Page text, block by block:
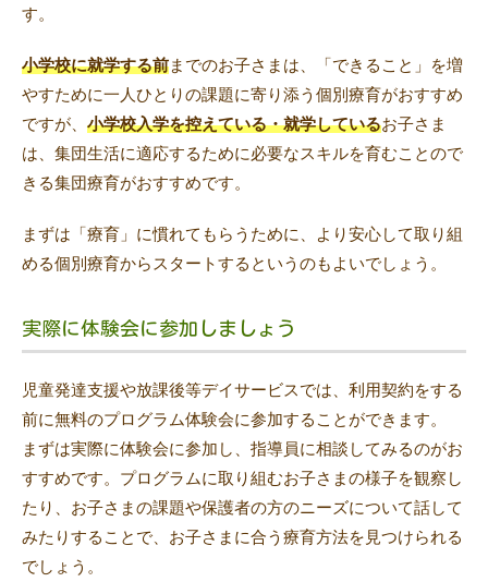
す。
小学校に就学する前までのお子さまは、「できること」を増
やすために一人ひとりの課題に寄り添う個別療育がおすすめ
ですが、 小学校入学を控えている・就学しているお子さま
は、集団生活に適応するために必要なスキルを育むことので
きる集団療育がおすすめです。
まずは「療育」に慣れてもらうために、より安心して取り組
める個別療育からスタートするというのもよいでしょう。
実際に体験会に参加しましょう
児童発達支援や放課後等デイサービスでは、利用契約をする
前に無料のプログラム体験会に参加することができます。
まずは実際に体験会に参加し、指導員に相談してみるのがお
すすめです。プログラムに取り組むお子さまの様子を観察し
たり、お子さまの課題や保護者の方のニーズについて話して
みたりすることで、お子さまに合う療育方法を見つけられる
でしょう。